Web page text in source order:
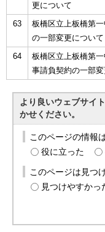
更について
63
板橋区立上板橋第
の一部変更について
64
板橋区立上板橋第
事請負契約の一部
より良いウェブサイ
かせください。
このページの情報
役に立った
このページは見つ
見つけやすかっ